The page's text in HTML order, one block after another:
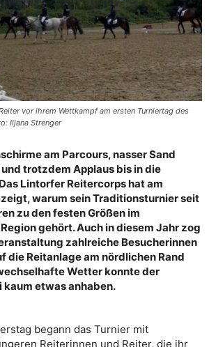
vor ihrem Wettkampf am ersten Turniertag des
Iljana Strenger
am Parcours, nasser Sand
trotzdem Applaus bis in die
Lintorfer Reitercorps hat am
warum sein Traditionsturnier seit
zu den festen Größen im
gehört. Auch in diesem Jahr zog
zahlreiche Besucherinnen
die Reitanlage am nördlichen Rand
Wetter konnte der
etwas anhaben.
begann das Turnier mit
Reiterinnen und Reiter, die ihr